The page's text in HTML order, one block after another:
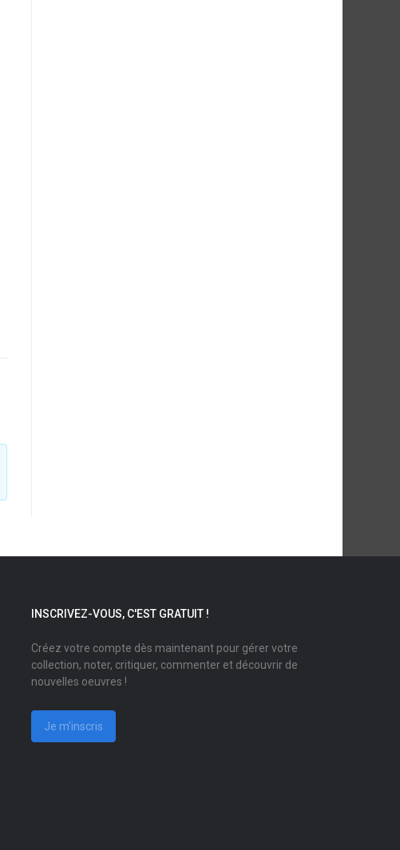
INSCRIVEZ-VOUS, C'EST GRATUIT !
Créez votre compte dès maintenant pour gérer votre
collection, noter, critiquer, commenter et découvrir de
nouvelles oeuvres !
Je m'inscris